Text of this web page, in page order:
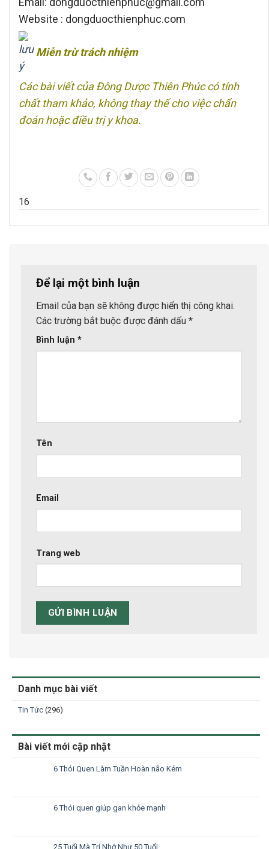
Website : dongduocthienphuc.com
Miễn trừ trách nhiệm
Các bài viết của Đông Dược Thiên Phúc có tính
chất tham khảo, không thay thế cho việc chẩn
đoán hoặc điều trị y khoa.
16
Để lại một bình luận
Email của bạn sẽ không được hiển thị công khai.
Các trường bắt buộc được đánh dấu *
Bình luận *
Tên
Email
Trang web
Danh mục bài viết
Tin Tức (296)
Bài viết mới cập nhật
6 Thói Quen Làm Tuần Hoàn não Kém
6 Thói quen giúp gan khỏe mạnh
25 Tuổi Mà Trí Nhớ Như 50 Tuổi